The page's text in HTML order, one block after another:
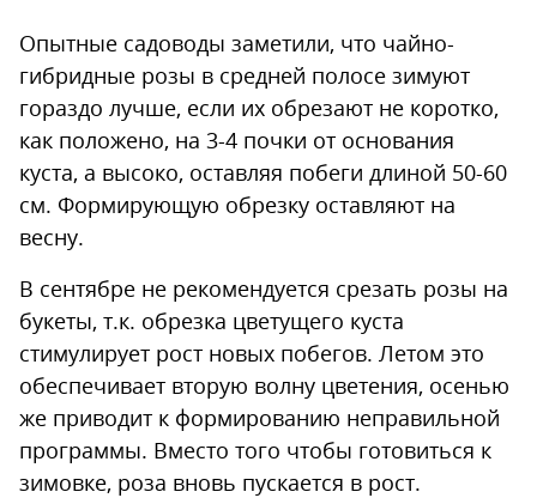
Опытные садоводы заметили, что чайно-
гибридные розы в средней полосе зимуют
гораздо лучше, если их обрезают не коротко,
как положено, на 3-4 почки от основания
куста, а высоко, оставляя побеги длиной 50-60
см. Формирующую обрезку оставляют на
весну.
В сентябре не рекомендуется срезать розы на
букеты, т.к. обрезка цветущего куста
стимулирует рост новых побегов. Летом это
обеспечивает вторую волну цветения, осенью
же приводит к формированию неправильной
программы. Вместо того чтобы готовиться к
зимовке, роза вновь пускается в рост.